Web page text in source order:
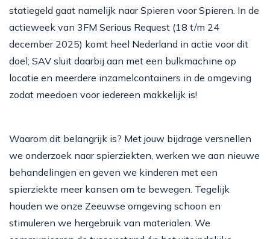
statiegeld gaat namelijk naar Spieren voor Spieren. In de
actieweek van 3FM Serious Request (18 t/m 24
december 2025) komt heel Nederland in actie voor dit
doel; SAV sluit daarbij aan met een bulkmachine op
locatie en meerdere inzamelcontainers in de omgeving
zodat meedoen voor iedereen makkelijk is!
Waarom dit belangrijk is? Met jouw bijdrage versnellen
we onderzoek naar spierziekten, werken we aan nieuwe
behandelingen en geven we kinderen met een
spierziekte meer kansen om te bewegen. Tegelijk
houden we onze Zeeuwse omgeving schoon en
stimuleren we hergebruik van materialen. We